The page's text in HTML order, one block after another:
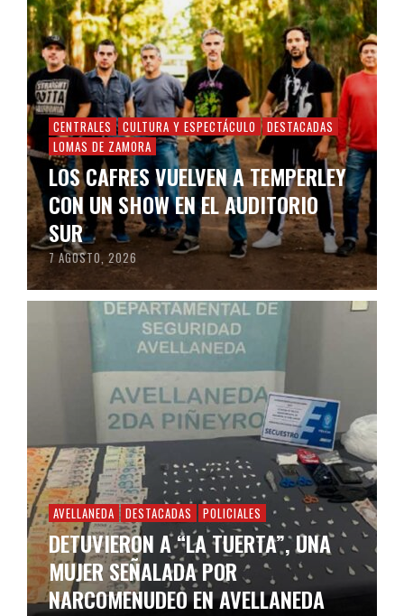
CENTRALES CULTURA Y ESPECTÁCULO
DESTACADAS
LOMAS DE ZAMORA
LOS CAFRES VUELVEN A TEMPERLEY
CON UN SHOW EN EL AUDITORIO
SUR
7 AGOSTO, 2026
AVELLANEDA DESTACADAS POLICIALES
DETUVIERON A “LA TUERTA”, UNA
MUJER SEÑALADA POR
NARCOMENUDEO EN AVELLANEDA